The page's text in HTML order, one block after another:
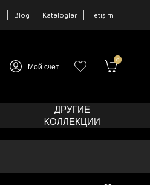
Blog Kataloglar İletişim
Мой счет
0
ДРУГИЕ
KОЛЛЕКЦИИ